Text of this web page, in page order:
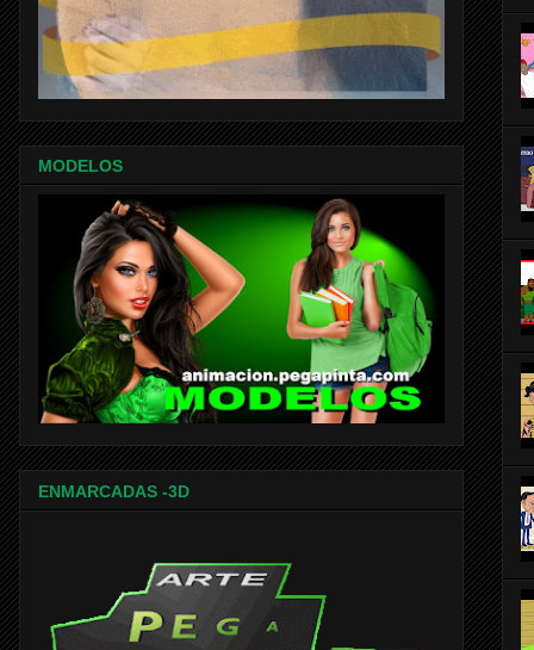
MODELOS
ENMARCADAS -3D